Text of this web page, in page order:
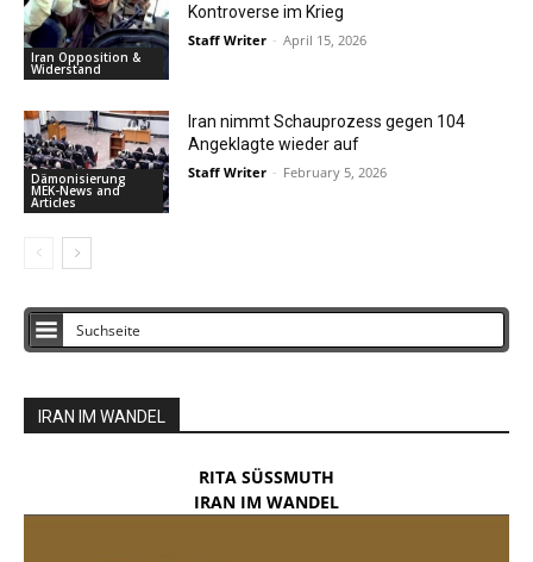
Iran Opposition &
Widerstand
Kontroverse im Krieg
Staff Writer - April 15, 2026
Dämonisierung
MEK-News and
Articles
Iran nimmt Schauprozess gegen 104
Angeklagte wieder auf
Staff Writer - February 5, 2026
IRAN IM WANDEL
RITA SÜSSMUTH
IRAN IM WANDEL